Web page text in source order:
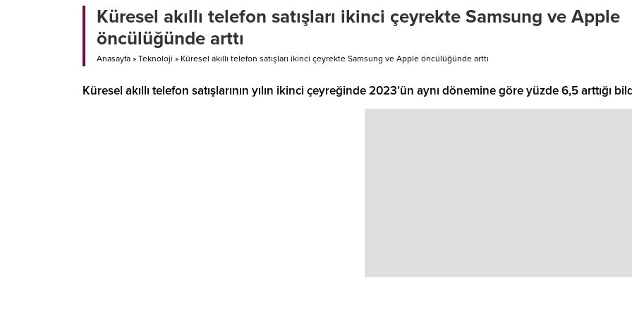
Küresel akıllı telefon satışları ikinci çeyrekte Samsung ve Apple
öncülüğünde arttı
Anasayfa » Teknoloji » Küresel akıllı telefon satışları ikinci çeyrekte Samsung ve Apple öncülüğünde arttı
Küresel akıllı telefon satışlarının yılın ikinci çeyreğinde 2023’ün aynı dönemine göre yüzde 6,5 arttığı